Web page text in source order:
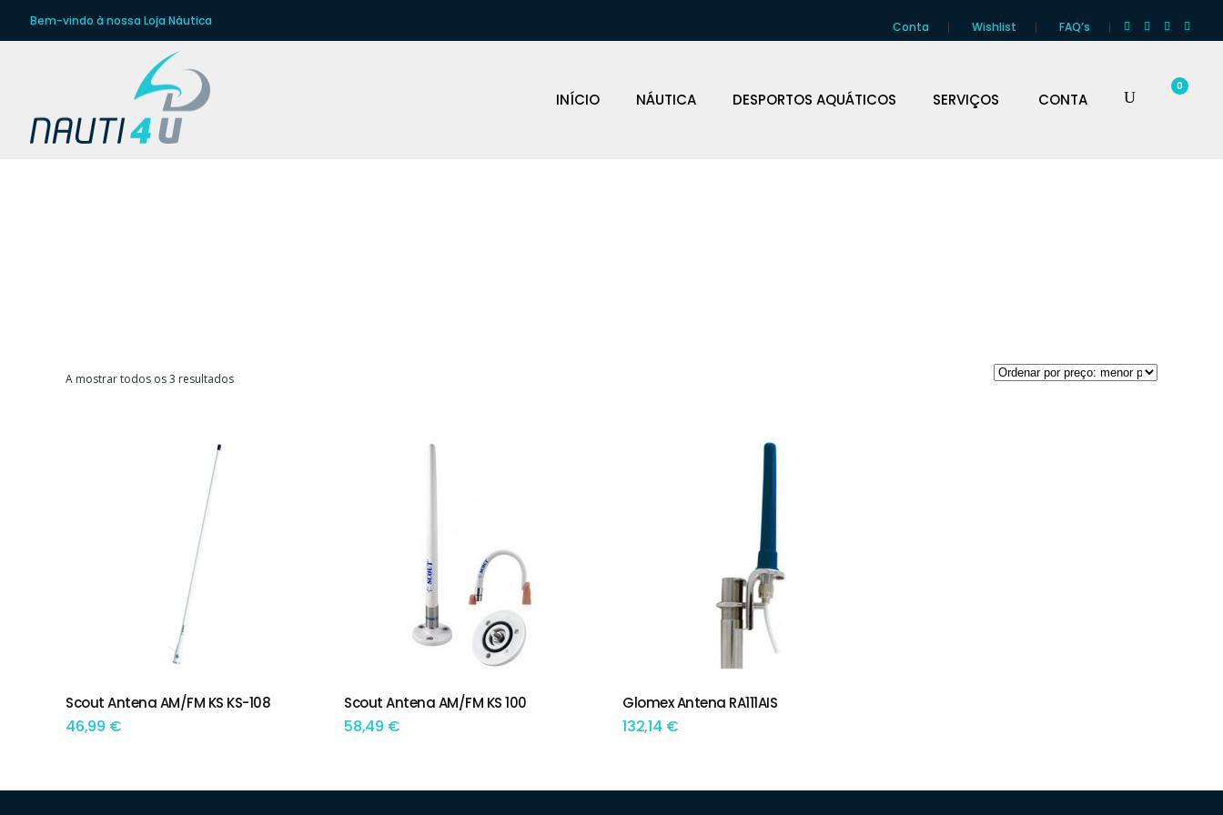
Bem-vindo à nossa Loja Náutica Conta Wishlist FAQ’s
INÍCIO NÁUTICA DESPORTOS AQUÁTICOS SERVIÇOS CONTA
0
A mostrar todos os 3 resultadosOrdenado
ADICIONAR
Scout Antena AM/FM KS KS-108
46,99 €
ADICIONAR
Scout Antena AM/FM KS 100
58,49 €
ADICIONAR
Glomex Antena RA111AIS
132,14 €